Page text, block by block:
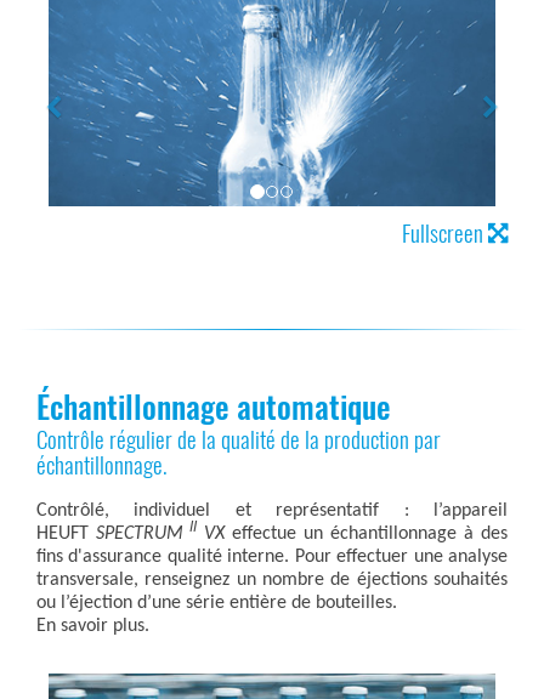
Fullscreen
Échantillonnage automatique
Contrôle régulier de la qualité de la production par
échantillonnage.
Contrôlé, individuel et représentatif : l’appareil
HEUFT SPECTRUM II VX effectue un échantillonnage à des
fins d'assurance qualité interne. Pour effectuer une analyse
transversale, renseignez un nombre de éjections souhaités
ou l’éjection d’une série entière de bouteilles.
En savoir plus.